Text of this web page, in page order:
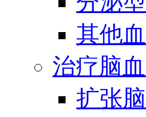
其他
治疗脑
扩张